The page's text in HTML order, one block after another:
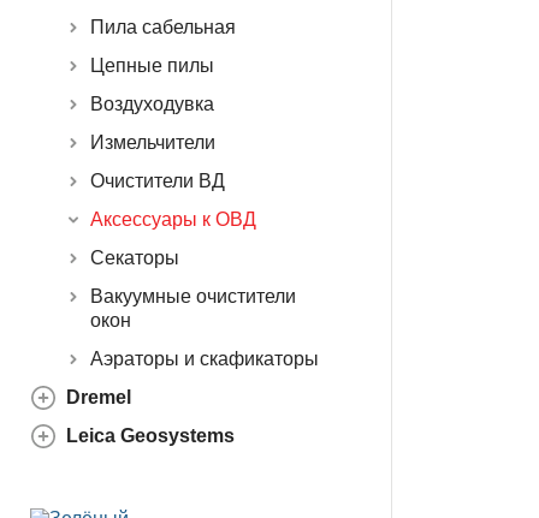
Пила сабельная
Цепные пилы
Воздуходувка
Измельчители
Очистители ВД
Аксессуары к ОВД
Секаторы
Вакуумные очистители
окон
Аэраторы и скафикаторы
Dremel
Leica Geosystems